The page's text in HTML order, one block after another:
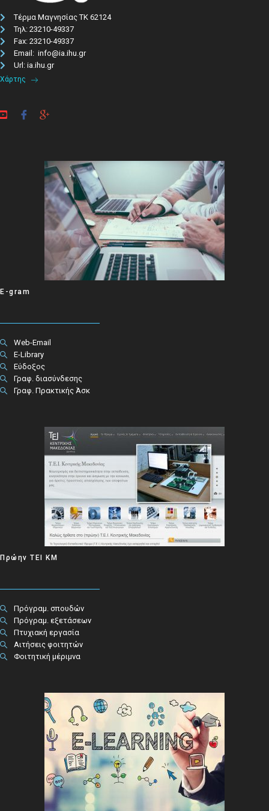
Τέρμα Μαγνησίας ΤΚ 62124
Τηλ: 23210-49337​
Fax: 23210-49337
Email: info@ia.ihu.gr
Url: ia.ihu.gr
Χάρτης
E-gram
Web-Email
E-Library
Εύδοξος
Γραφ. διασύνδεσης
Γραφ. Πρακτικής Άσκ
Πρώην ΤΕΙ ΚΜ
Πρόγραμ. σπουδών
Πρόγραμ. εξετάσεων
Πτυχιακή εργασία
Αιτήσεις φοιτητών
Φοιτητική μέριμνα